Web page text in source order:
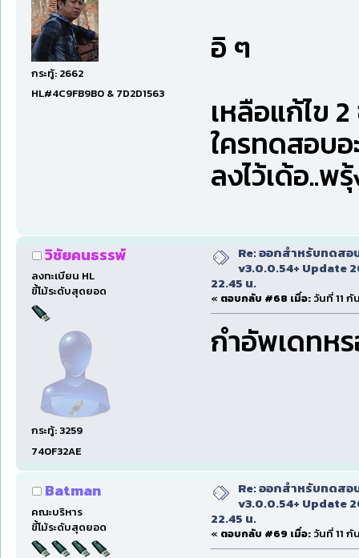
กระทู้: 2662
HL#4C9FB9B0 & 7D2D1563
อิ ๆ
เหลือแก้ไข
ใครทดสอบอ
ลงไว้เด้อ..
วิชัยคนธรรพ์
ลงทะเบียน HL
ขี้โม้ระดับสุดยอด
กระทู้: 3259
740F32AE
Re: ออกสำหรับทดสอ
v3.0.0.54+ Update
22.45 น.
« ตอบกลับ #68 เมื่อ: วันที่ 11
กำอัพเดทห
Batman
คณะบริหาร
ขี้โม้ระดับสุดยอด
Re: ออกสำหรับทดสอ
v3.0.0.54+ Update
22.45 น.
« ตอบกลับ #69 เมื่อ: วันที่ 11